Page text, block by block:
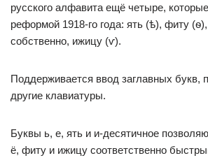
русского алфавита ещё четыре,
реформой 1918-го года: ять (ѣ), фиту (ѳ),
собственно, ижицу (ѵ).
Поддерживается ввод заглавных букв,
другие клавиатуры.
Буквы ь, е, ять и и-десятичное
ё, фиту и ижицу соответственно